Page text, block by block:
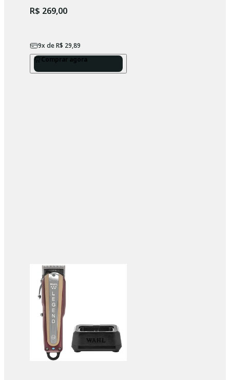
R$ 269,00
9x deR$ 29,89
Comprar agora